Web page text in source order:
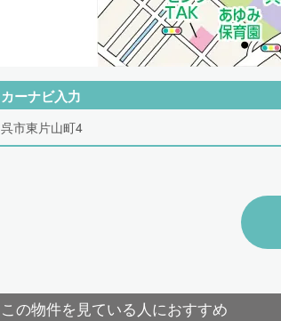
カーナビ入力
呉市東片山町4
この物件を見ている人におすすめ